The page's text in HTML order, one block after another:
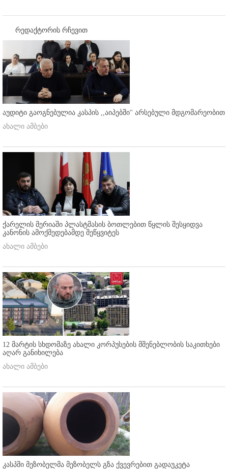
რედაქტორის რჩევით
აუდიტი გაოგნებულია კასპის ,,აიპებში'' არსებული მდგომარეობით
ახალი ამბები
ქარელის მერიაში პლასტმასის ბოთლებით წყლის შესყიდვა
კანონის ამოქმედებამდე შეწყვიტეს
ახალი ამბები
12 მარტის სხდომაზე ახალი კორპუსების მშენებლობის საკითხები
აღარ განიხილება
ახალი ამბები
კასპში მეზობელმა მეზობელს გზა ქვევრებით გადაუკეტა